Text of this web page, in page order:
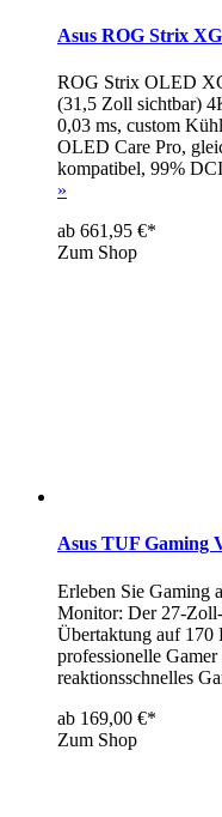
Asus ROG Strix
ROG Strix OLED
(31,5 Zoll sichtbar)
0,03 ms, custom
OLED Care Pro,
kompatibel, 99%
»
ab 661,95 €*
Zum Shop
Asus TUF Gaming
Erleben Sie Gaming
Monitor: Der 27-
Übertaktung auf
professionelle
reaktionsschnelles
ab 169,00 €*
Zum Shop